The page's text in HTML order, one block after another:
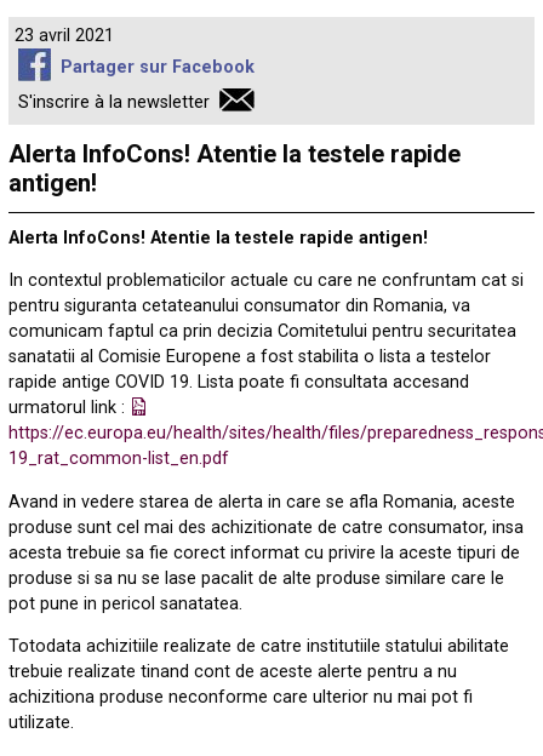
23 avril 2021
Partager sur Facebook
S'inscrire à la newsletter
Alerta InfoCons! Atentie la testele rapide
antigen!
Alerta InfoCons! Atentie la testele rapide antigen!
In contextul problematicilor actuale cu care ne confruntam cat si
pentru siguranta cetateanului consumator din Romania, va
comunicam faptul ca prin decizia Comitetului pentru securitatea
sanatatii al Comisie Europene a fost stabilita o lista a testelor
rapide antige COVID 19. Lista poate fi consultata accesand
urmatorul link :
https://ec.europa.eu/health/sites/health/files/
19_rat_common-list_en.pdf
Avand in vedere starea de alerta in care se afla Romania, aceste
produse sunt cel mai des achizitionate de catre consumator, insa
acesta trebuie sa fie corect informat cu privire la aceste tipuri de
produse si sa nu se lase pacalit de alte produse similare care le
pot pune in pericol sanatatea.
Totodata achizitiile realizate de catre institutiile statului abilitate
trebuie realizate tinand cont de aceste alerte pentru a nu
achizitiona produse neconforme care ulterior nu mai pot fi
utilizate.